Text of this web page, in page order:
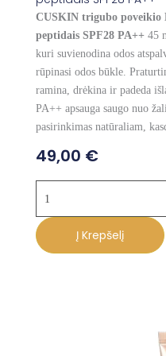
CUSKIN trigubo poveikio
peptidais SPF28 PA++45
kuri suvienodina odos
rūpinasi odos būkle.
ramina, drėkina ir padeda
PA++ apsauga saugo nuo
pasirinkimas natūraliam,
49,00 €
CUSKIN
trigubo
Į Krepšelį